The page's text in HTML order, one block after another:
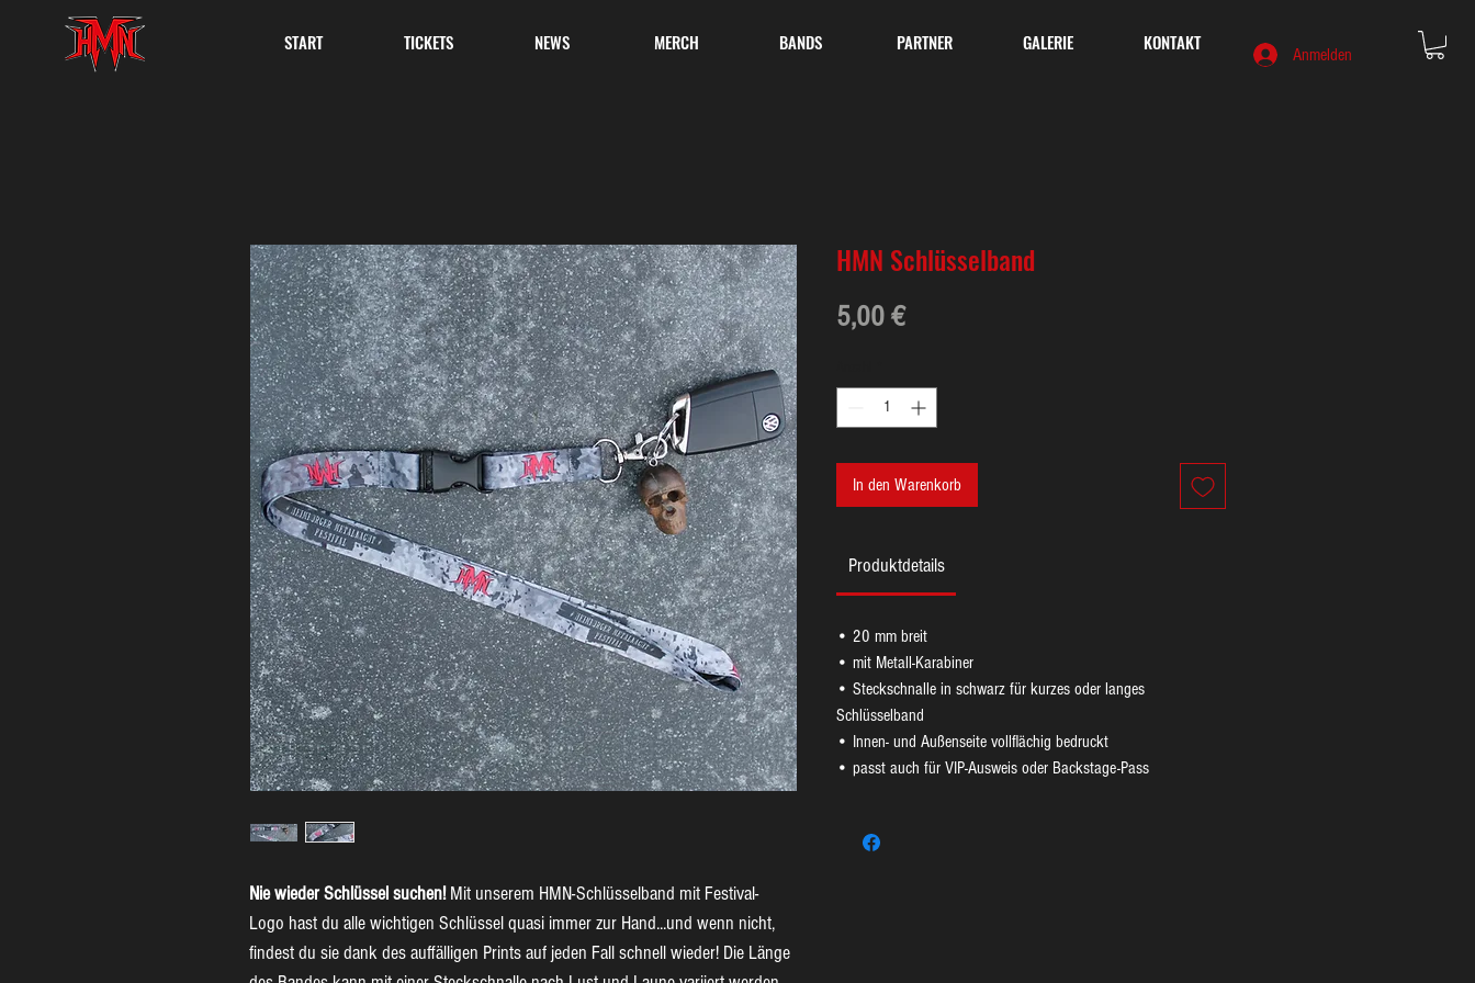
Anmelden
START TICKETS NEWS MERCH BANDS PARTNER GALERIE KONTAKT
Nie wieder Schlüssel suchen!Mit unserem HMN-Schlüsselband mit Festival-
Logo hast du alle wichtigen Schlüssel quasi immer zur Hand...und wenn nicht,
findest du sie dank des auffälligen Prints auf jeden Fall schnell wieder! Die Länge
HMN Schlüsselband
5,00 €Preis
In den Warenkorb
Produktdetails
• 20 mm breit
• mit Metall-Karabiner
• Steckschnalle in schwarz für kurzes oder langes
Schlüsselband
• Innen- und Außenseite vollflächig bedruckt
• passt auch für VIP-Ausweis oder Backstage-Pass